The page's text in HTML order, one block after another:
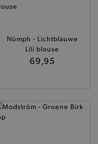
Nümph - Lichtblauwe
Lili blouse
69,95